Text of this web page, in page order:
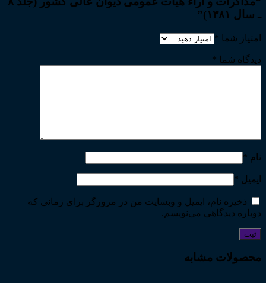
ـ سال ۱۳۸۱)”
امتیاز شما *
دیدگاه شما *
نام *
ایمیل *
ذخیره نام، ایمیل و وبسایت من در مرورگر برای زمانی که
دوباره دیدگاهی می‌نویسم.
محصولات مشابه